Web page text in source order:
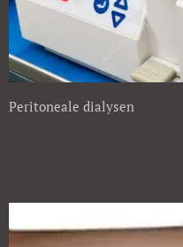
Peritoneale dialysen